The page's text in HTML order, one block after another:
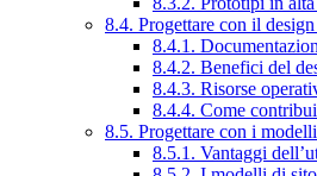
8.4. Progettare con il
8.4.1.
8.4.2. Benefici del
8.4.3. Risorse
8.4.4. Come
8.5. Progettare con i
8.5.1. Vantaggi